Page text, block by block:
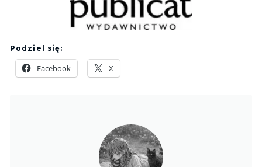
Podziel się:
Facebook X